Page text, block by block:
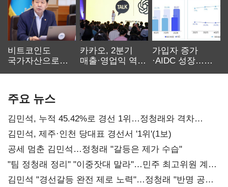
비트코인도
국가자산으로…'
카카오, 2분기
매출·영업익 역대
가입자 증가
·AIDC 성장…
주요 뉴스
김민석, 누적 45.42%로 경선 1위…정청래와 격차
0.86%p(2보)
김민석, 제주·인천 당대표 경선서 '1위'(1보)
공세 멈춘 김민석…정청래 "갈등은 제가 수습"
"팀 정청래 정리" "이중잣대 말라"…민주 최고위원 계파
다툼 격화
김민석 "경선갈등 완전 제로 노력"…정청래 "반명 공세